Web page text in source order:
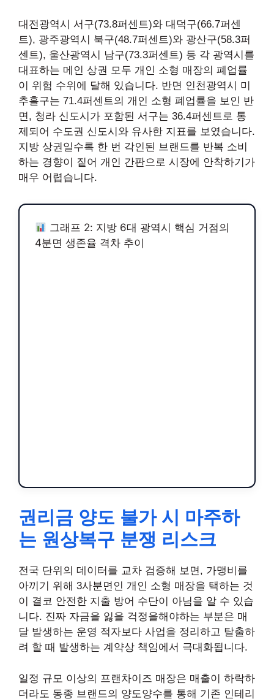
대전광역시 서구(73.8퍼센트)와 대덕구(66.7퍼센
트), 광주광역시 북구(48.7퍼센트)와 광산구(58.3퍼
센트), 울산광역시 남구(73.3퍼센트) 등 각 광역시를
대표하는 메인 상권 모두 개인 소형 매장의 폐업률
이 위험 수위에 달해 있습니다. 반면 인천광역시 미
추홀구는 71.4퍼센트의 개인 소형 폐업률을 보인 반
면, 청라 신도시가 포함된 서구는 36.4퍼센트로 통
제되어 수도권 신도시와 유사한 지표를 보였습니다.
지방 상권일수록 한 번 각인된 브랜드를 반복 소비
하는 경향이 짙어 개인 간판으로 시장에 안착하기가
매우 어렵습니다.
그래프 2: 지방 6대 광역시 핵심 거점의
4분면 생존율 격차 추이
권리금 양도 불가 시 마주하
는 원상복구 분쟁 리스크
전국 단위의 데이터를 교차 검증해 보면, 가맹비를
아끼기 위해 3사분면인 개인 소형 매장을 택하는 것
이 결코 안전한 지출 방어 수단이 아님을 알 수 있습
니다. 진짜 자금을 잃을 걱정을해야하는 부분은 매
달 발생하는 운영 적자보다 사업을 정리하고 탈출하
려 할 때 발생하는 계약상 책임에서 극대화됩니다.
일정 규모 이상의 프랜차이즈 매장은 매출이 하락하
더라도 동종 브랜드의 양도양수를 통해 기존 인테리